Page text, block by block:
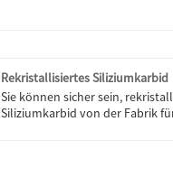
Rekristallisiertes Siliziumkarbid
Sie können sicher sein,
Siliziumkarbid von der Fabrik